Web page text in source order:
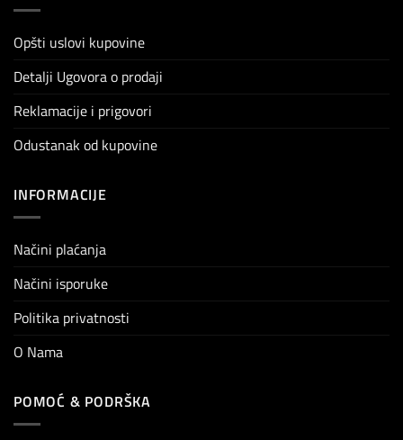
Opšti uslovi kupovine
Detalji Ugovora o prodaji
Reklamacije i prigovori
Odustanak od kupovine
INFORMACIJE
Načini plaćanja
Načini isporuke
Politika privatnosti
O Nama
POMOĆ & PODRŠKA